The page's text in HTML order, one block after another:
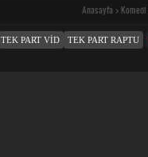
Anasayfa >
TEK PART VID TEK PART RAPTU